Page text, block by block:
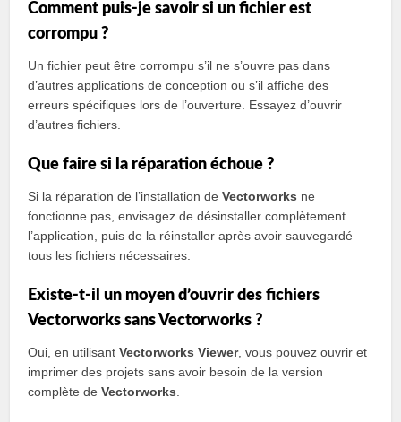
Comment puis-je savoir si un fichier est
corrompu ?
Un fichier peut être corrompu s’il ne s’ouvre pas dans
d’autres applications de conception ou s’il affiche des
erreurs spécifiques lors de l’ouverture. Essayez d’ouvrir
d’autres fichiers.
Que faire si la réparation échoue ?
Si la réparation de l’installation deVectorworks ne
fonctionne pas, envisagez de désinstaller complètement
l’application, puis de la réinstaller après avoir sauvegardé
tous les fichiers nécessaires.
Existe-t-il un moyen d’ouvrir des fichiers
Vectorworks sans Vectorworks ?
Oui, en utilisantVectorworks Viewer, vous pouvez ouvrir et
imprimer des projets sans avoir besoin de la version
complète deVectorworks